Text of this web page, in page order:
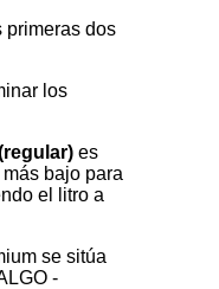
primeras dos
los
es
bajo para
el litro a
se sitúa
-